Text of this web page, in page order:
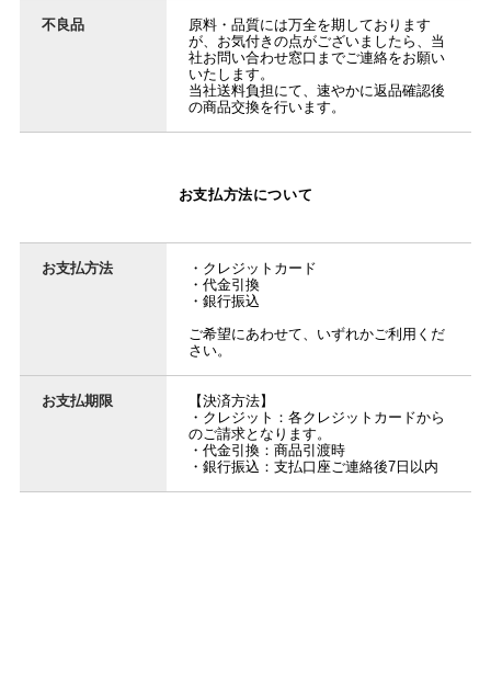
不良品
原料・品質には万全を期しております
が、お気付きの点がございましたら、当
社お問い合わせ窓口までご連絡をお願い
いたします。
当社送料負担にて、速やかに返品確認後
の商品交換を行います。
お支払方法について
お支払方法
・クレジットカード
・代金引換
・銀行振込
ご希望にあわせて、いずれかご利用くだ
さい。
お支払期限
【決済方法】
・クレジット：各クレジットカードから
のご請求となります。
・代金引換：商品引渡時
・銀行振込：支払口座ご連絡後7日以内